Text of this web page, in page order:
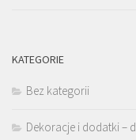
KATEGORIE
Bez kategorii
Dekoracje i dodatki –